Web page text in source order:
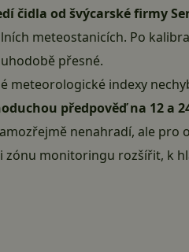
čidla od švýcarské firmy
meteostanicích. Po
přesné.
meteorologické indexy
předpověď na 12 a
nenahradí, ale pro
zónu monitoringu rozšířit, k